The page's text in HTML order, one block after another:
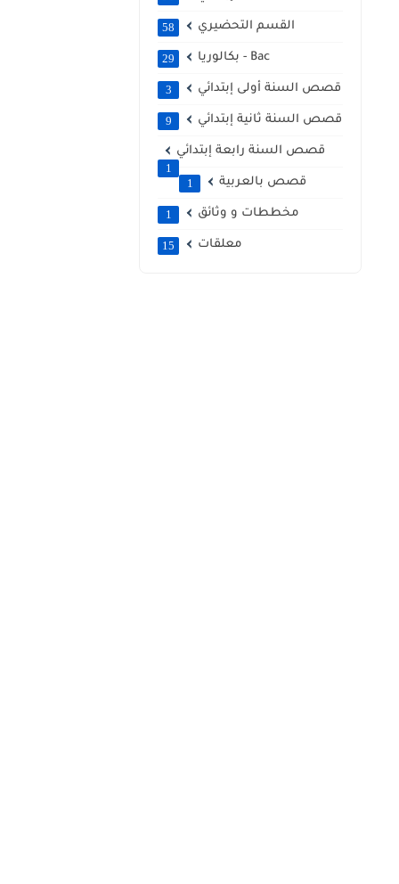
القسم التحضيري 58
بكالوريا - Bac 29
قصص السنة أولى إبتدائي 3
قصص السنة ثانية إبتدائي 9
قصص السنة رابعة إبتدائي
1
قصص بالعربية
1
مخططات و وثائق 1
معلقات 15